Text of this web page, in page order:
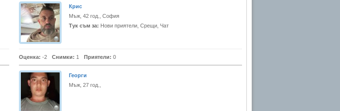
Крис
Мъж, 42 год., София
Тук съм за: Нови приятели, Срещи, Чат
Оценка: -2 Снимки: 1 Приятели: 0
Георги
Мъж, 27 год.,